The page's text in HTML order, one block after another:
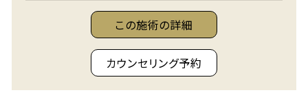
この施術の詳細
カウンセリング予約